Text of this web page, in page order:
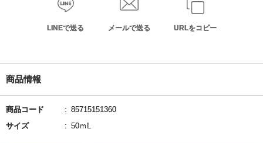
LINEで送る メールで送る URLをコピー
商品情報
商品コード
85715151360
サイズ
50ｍL